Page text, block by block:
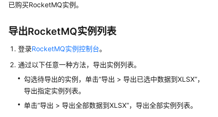
品
介
绍
计
费
已购买RocketMQ实例。
导出RocketMQ实例列表
登录RocketMQ实例控制台。
通过以下任意一种方法，导出实例列表。
勾选待导出的实例，单击“导出 > 导出已选中数据到XLSX”，
导出指定实例列表。
单击“导出 > 导出全部数据到XLSX”，导出全部实例列表。